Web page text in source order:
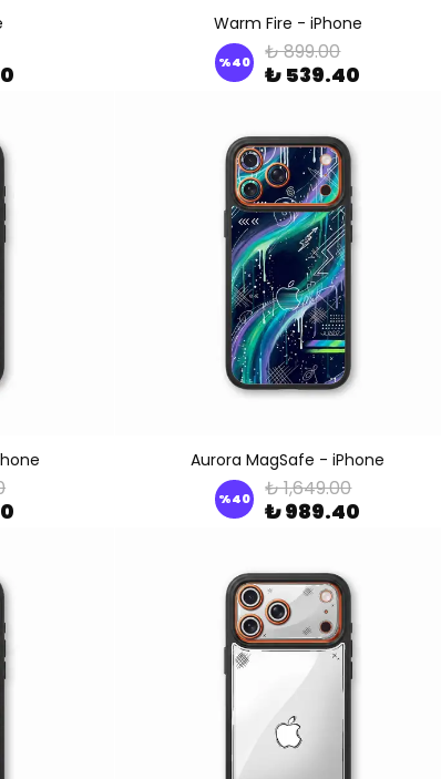
Warm Fire - iPhone
%40 ₺ 899.00
₺ 539.40
Aurora MagSafe - iPhone
%40 ₺ 1,649.00
₺ 989.40